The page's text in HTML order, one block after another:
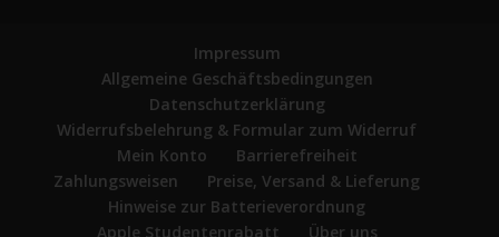
Impressum
Allgemeine Geschäftsbedingungen
Datenschutzerklärung
Widerrufsbelehrung & Formular zum Widerruf
Mein Konto
Barrierefreiheit
Zahlungsweisen
Preise, Versand & Lieferung
Hinweise zur Batterieverordnung
Apple Studentenrabatt
Über uns